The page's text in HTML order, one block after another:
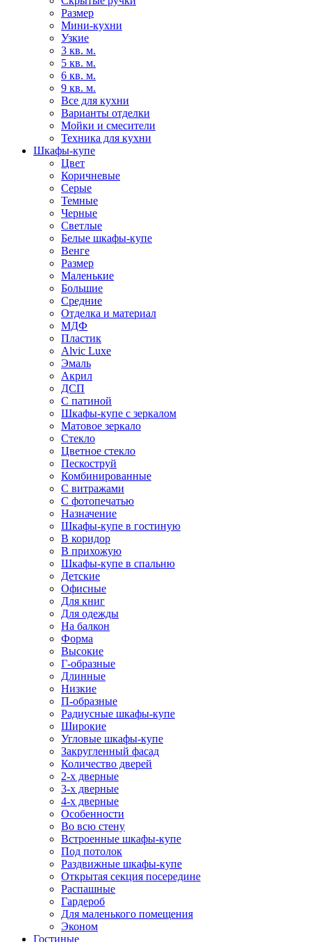
Размер
Мини-кухни
Узкие
3 кв. м.
5 кв. м.
6 кв. м.
9 кв. м.
Все для кухни
Варианты отделки
Мойки и смесители
Техника для кухни
Шкафы-купе
Цвет
Коричневые
Серые
Темные
Черные
Светлые
Белые шкафы-купе
Венге
Размер
Маленькие
Большие
Средние
Отделка и материал
МДФ
Пластик
Alvic Luxe
Эмаль
Акрил
ДСП
С патиной
Шкафы-купе с зеркалом
Матовое зеркало
Стекло
Цветное стекло
Пескоструй
Комбинированные
С витражами
С фотопечатью
Назначение
Шкафы-купе в гостиную
В коридор
В прихожую
Шкафы-купе в спальню
Детские
Офисные
Для книг
Для одежды
На балкон
Форма
Высокие
Г-образные
Длинные
Низкие
П-образные
Радиусные шкафы-купе
Широкие
Угловые шкафы-купе
Закругленный фасад
Количество дверей
2-х дверные
3-х дверные
4-х дверные
Особенности
Во всю стену
Встроенные шкафы-купе
Под потолок
Раздвижные шкафы-купе
Открытая секция посередине
Распашные
Гардероб
Для маленького помещения
Эконом
Гостиные